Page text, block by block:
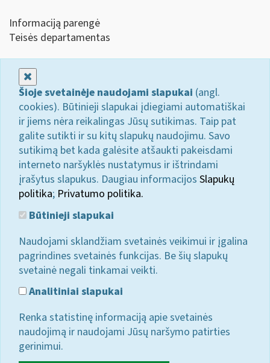
Informaciją parengė
Teisės departamentas
Šioje svetainėje naudojami slapukai (angl.
cookies). Būtinieji slapukai įdiegiami automatiškai
ir jiems nėra reikalingas Jūsų sutikimas. Taip pat
galite sutikti ir su kitų slapukų naudojimu. Savo
sutikimą bet kada galėsite atšaukti pakeisdami
interneto naršyklės nustatymus ir ištrindami
įrašytus slapukus. Daugiau informacijos Slapukų
politika; Privatumo politika.
Būtinieji slapukai
Naudojami sklandžiam svetainės veikimui ir įgalina
pagrindines svetainės funkcijas. Be šių slapukų
svetainė negali tinkamai veikti.
Analitiniai slapukai
Renka statistinę informaciją apie svetainės
naudojimą ir naudojami Jūsų naršymo patirties
gerinimui.